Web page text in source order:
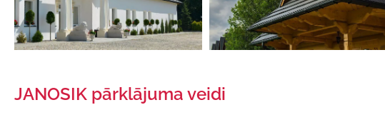
JANOSIK pārklājuma veidi